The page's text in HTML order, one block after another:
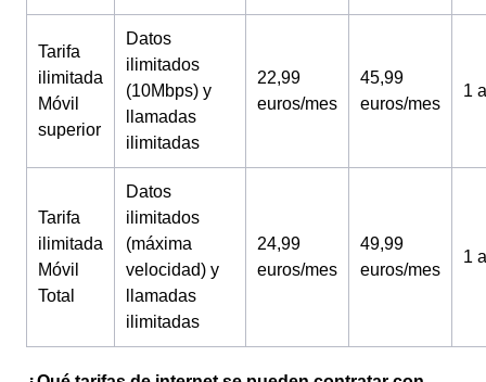
Tarifa
ilimitada
Móvil
superior
Datos
ilimitados
(10Mbps) y
llamadas
ilimitadas
22,99
euros/mes
45,99
euros/mes
1
Tarifa
ilimitada
Móvil
Total
Datos
ilimitados
(máxima
velocidad) y
llamadas
ilimitadas
24,99
euros/mes
49,99
euros/mes
1